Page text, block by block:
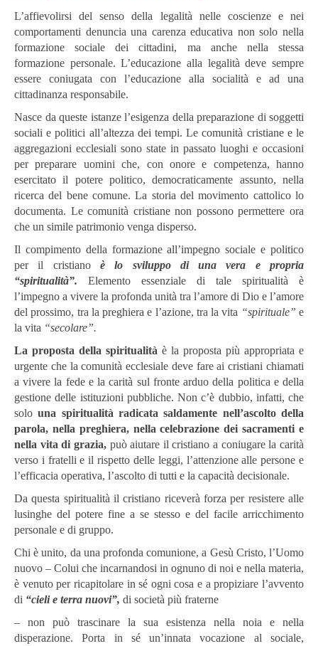
L’affievolirsi del senso della legalità nelle coscienze e nei
comportamenti denuncia una carenza educativa non solo nella
formazione sociale dei cittadini, ma anche nella stessa
formazione personale. L’educazione alla legalità deve sempre
essere coniugata con l’educazione alla socialità e ad una
cittadinanza responsabile.
Nasce da queste istanze l’esigenza della preparazione di soggetti
sociali e politici all’altezza dei tempi. Le comunità cristiane e le
aggregazioni ecclesiali sono state in passato luoghi e occasioni
per preparare uomini che, con onore e competenza, hanno
esercitato il potere politico, democraticamente assunto, nella
ricerca del bene comune. La storia del movimento cattolico lo
documenta. Le comunità cristiane non possono permettere ora
che un simile patrimonio venga disperso.
Il compimento della formazione all’impegno sociale e politico
per il cristiano è lo sviluppo di una vera e propria
“spiritualità”. Elemento essenziale di tale spiritualità è
l’impegno a vivere la profonda unità tra l’amore di Dio e l’amore
del prossimo, tra la preghiera e l’azione, tra la vita “spirituale” e
la vita “secolare”.
La proposta della spiritualità è la proposta più appropriata e
urgente che la comunità ecclesiale deve fare ai cristiani chiamati
a vivere la fede e la carità sul fronte arduo della politica e della
gestione delle istituzioni pubbliche. Non c’è dubbio, infatti, che
solouna spiritualità radicata saldamente nell’ascolto della
parola, nella preghiera, nella celebrazione dei sacramenti e
nella vita di grazia,può aiutare il cristiano a coniugare la carità
verso i fratelli e il rispetto delle leggi, l’attenzione alle persone e
l’efficacia operativa, l’ascolto di tutti e la capacità decisionale.
Da questa spiritualità il cristiano riceverà forza per resistere alle
lusinghe del potere fine a se stesso e del facile arricchimento
personale e di gruppo.
Chi è unito, da una profonda comunione, a Gesù Cristo, l’Uomo
nuovo – Colui che incarnandosi in ognuno di noi e nella materia,
è venuto per ricapitolare in sé ogni cosa e a propiziare l’avvento
di “cieli e terra nuovi”, di società più fraterne
– non può trascinare la sua esistenza nella noia e nella
disperazione. Porta in sé un’innata vocazione al sociale,